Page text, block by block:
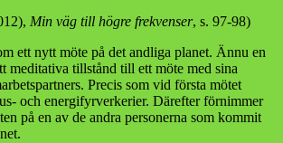
Min väg till högre frekvenser, s. 97-98)
ett nytt möte på det andliga planet. Ännu en
meditativa tillstånd till ett möte med sina
Precis som vid första mötet
och energifyrverkerier. Därefter förnimmer
på en av de andra personerna som kommit